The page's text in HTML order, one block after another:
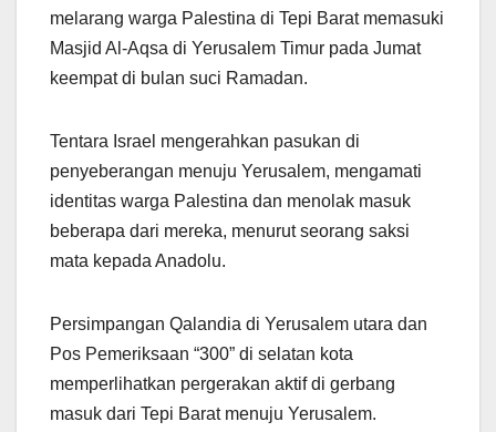
melarang warga Palestina di Tepi Barat memasuki
Masjid Al-Aqsa di Yerusalem Timur pada Jumat
keempat di bulan suci Ramadan.
Tentara Israel mengerahkan pasukan di
penyeberangan menuju Yerusalem, mengamati
identitas warga Palestina dan menolak masuk
beberapa dari mereka, menurut seorang saksi
mata kepada Anadolu.
Persimpangan Qalandia di Yerusalem utara dan
Pos Pemeriksaan “300” di selatan kota
memperlihatkan pergerakan aktif di gerbang
masuk dari Tepi Barat menuju Yerusalem.